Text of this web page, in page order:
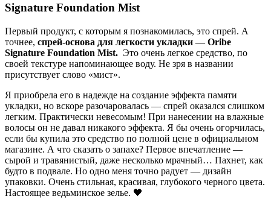
Signature Foundation Mist
Первый продукт, с которым я познакомилась, это спрей. А
точнее, спрей-основа для легкости укладки — Oribe
Signature Foundation Mist. Это очень легкое средство, по
своей текстуре напоминающее воду. Не зря в названии
присутствует слово «мист».
Я приобрела его в надежде на создание эффекта памяти
укладки, но вскоре разочаровалась — спрей оказался слишком
легким. Практически невесомым! При нанесении на влажные
волосы он не давал никакого эффекта. Я бы очень огорчилась,
если бы купила это средство по полной цене в официальном
магазине. А что сказать о запахе? Первое впечатление —
сырой и травянистый, даже несколько мрачный… Пахнет, как
будто в подвале. Но одно меня точно радует — дизайн
упаковки. Очень стильная, красивая, глубокого черного цвета.
Настоящее ведьминское зелье. 🖤